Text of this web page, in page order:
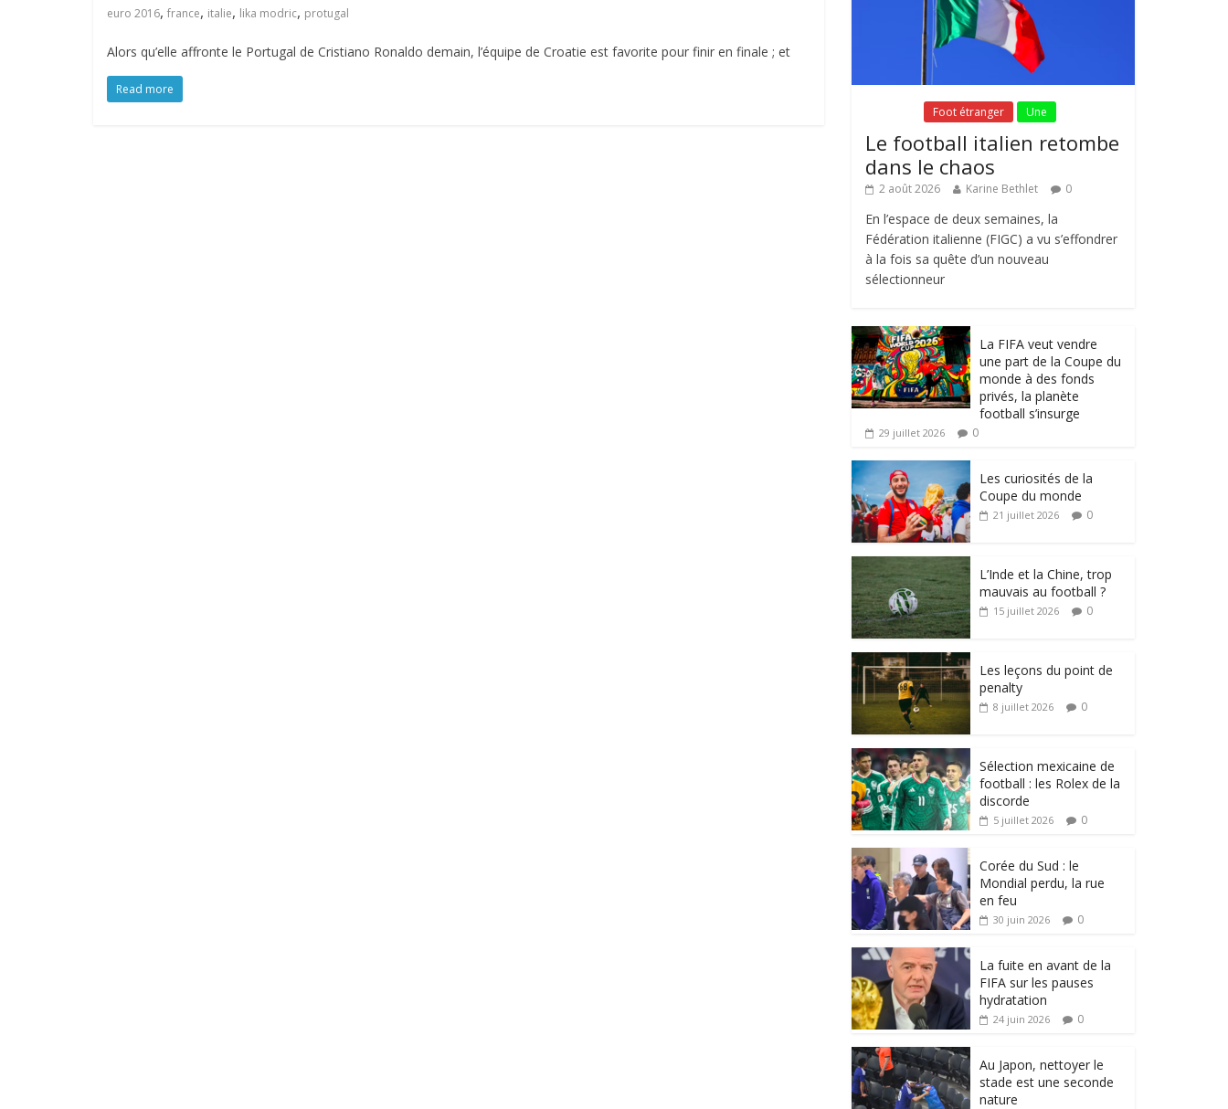
euro 2016, france, italie, lika modric, protugal
Alors qu’elle affronte le Portugal de Cristiano Ronaldo demain, l’équipe de Croatie est favorite pour finir en finale ; et
Read more
Foot étranger Une
Le football italien retombe
dans le chaos
2 août 2026 Karine Bethlet 0
En l’espace de deux semaines, la
Fédération italienne (FIGC) a vu s’effondrer
à la fois sa quête d’un nouveau
sélectionneur
La FIFA veut vendre
une part de la Coupe du
monde à des fonds
privés, la planète
football s’insurge
29 juillet 2026 0
Les curiosités de la
Coupe du monde
21 juillet 2026 0
L’Inde et la Chine, trop
mauvais au football ?
15 juillet 2026 0
Les leçons du point de
penalty
8 juillet 2026 0
Sélection mexicaine de
football : les Rolex de la
discorde
5 juillet 2026 0
Corée du Sud : le
Mondial perdu, la rue
en feu
30 juin 2026 0
La fuite en avant de la
FIFA sur les pauses
hydratation
24 juin 2026 0
Au Japon, nettoyer le
stade est une seconde
nature